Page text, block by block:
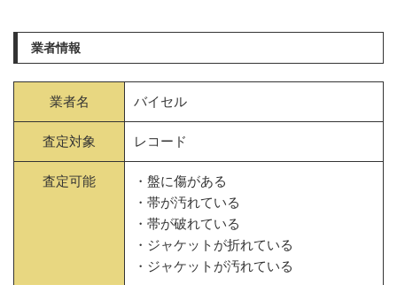
業者情報
業者名 バイセル
査定対象 レコード
査定可能
・盤に傷がある
・帯が汚れている
・帯が破れている
・ジャケットが折れている
・ジャケットが汚れている